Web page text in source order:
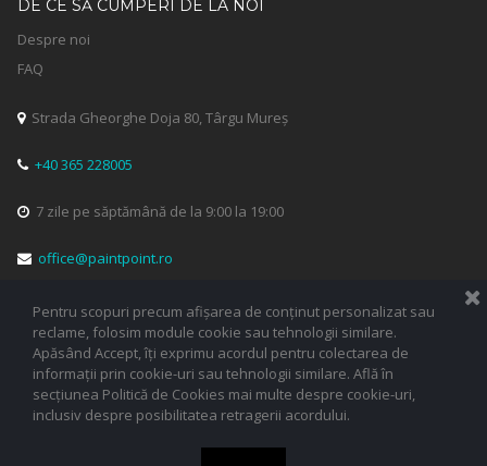
DE CE SĂ CUMPERI DE LA NOI
Despre noi
FAQ
Strada Gheorghe Doja 80, Târgu Mureș
 +40 365 228005
 7 zile pe săptămână de la 9:00 la 19:00
 office@paintpoint.ro
 
Pentru scopuri precum afișarea de conținut personalizat sau
reclame, folosim module cookie sau tehnologii similare.
Apăsând Accept, îți exprimu acordul pentru colectarea de
informații prin cookie-uri sau tehnologii similare. Află în
secțiunea Politică de Cookies mai multe despre cookie-uri,
inclusiv despre posibilitatea retragerii acordului.